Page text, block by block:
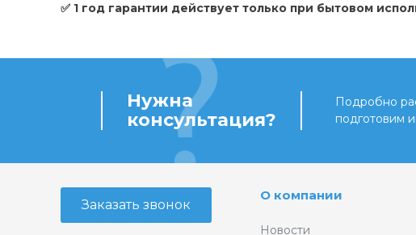
✅ 1 год гарантии действует только при бытовом
Нужна
консультация?
Подробно
подготовим
Заказать звонок
О компании
Новости